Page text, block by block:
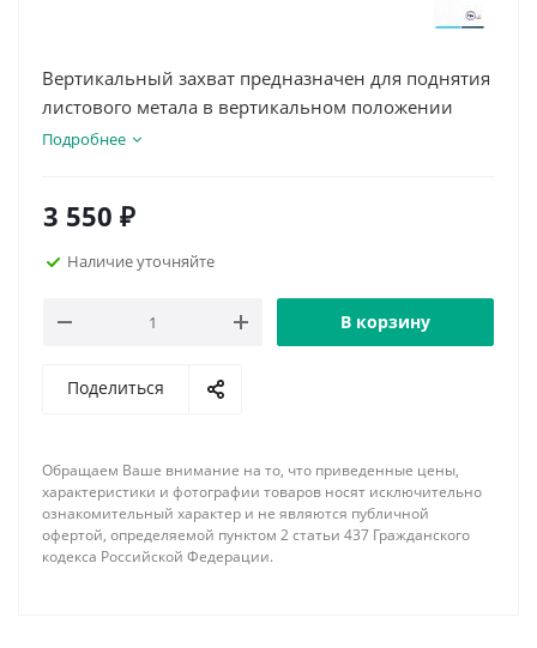
Вертикальный захват предназначен для поднятия
листового метала в вертикальном положении
Подробнее
3 550 ₽
Наличие уточняйте
В корзину
Поделиться
Обращаем Ваше внимание на то, что приведенные цены,
характеристики и фотографии товаров носят исключительно
ознакомительный характер и не являются публичной
офертой, определяемой пунктом 2 статьи 437 Гражданского
кодекса Российской Федерации.